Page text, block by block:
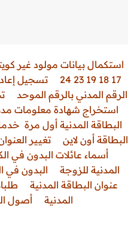
استكمال بيانات مولود غير
17 18 19 23 24
تسجيل
الرقم المدني بالرقم الموحد
استخراج شهادة معلومات
البطاقة المدنية أول مرة
البطاقة أون لاين
تغيير
أسماء عائلات البدون في
المدنية للزوجة
البدون في
عنوان البطاقة المدنية
المدنية
أصول